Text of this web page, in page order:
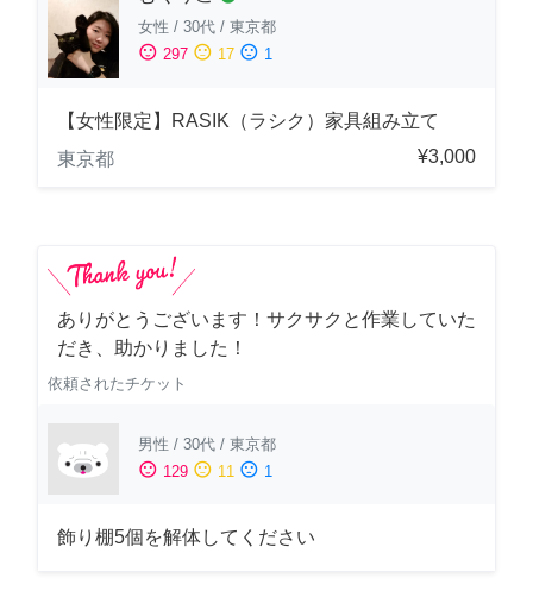
女性 / 30代 / 東京都
sentiment_satisfied 297 sentiment_neutral 17 sentiment_dissatisfied 1
【女性限定】RASIK（ラシク）家具組み立て
東京都
¥3,000
ありがとうございます！サクサクと作業していた
だき、助かりました！
依頼されたチケット
男性 / 30代 / 東京都
sentiment_satisfied 129 sentiment_neutral 11 sentiment_dissatisfied 1
飾り棚5個を解体してください